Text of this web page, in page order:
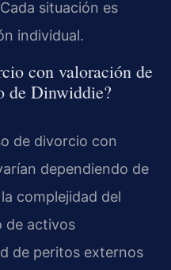
situación es
individual.
con valoración de
de Dinwiddie?
de divorcio con
dependiendo de
complejidad del
de activos
de peritos externos